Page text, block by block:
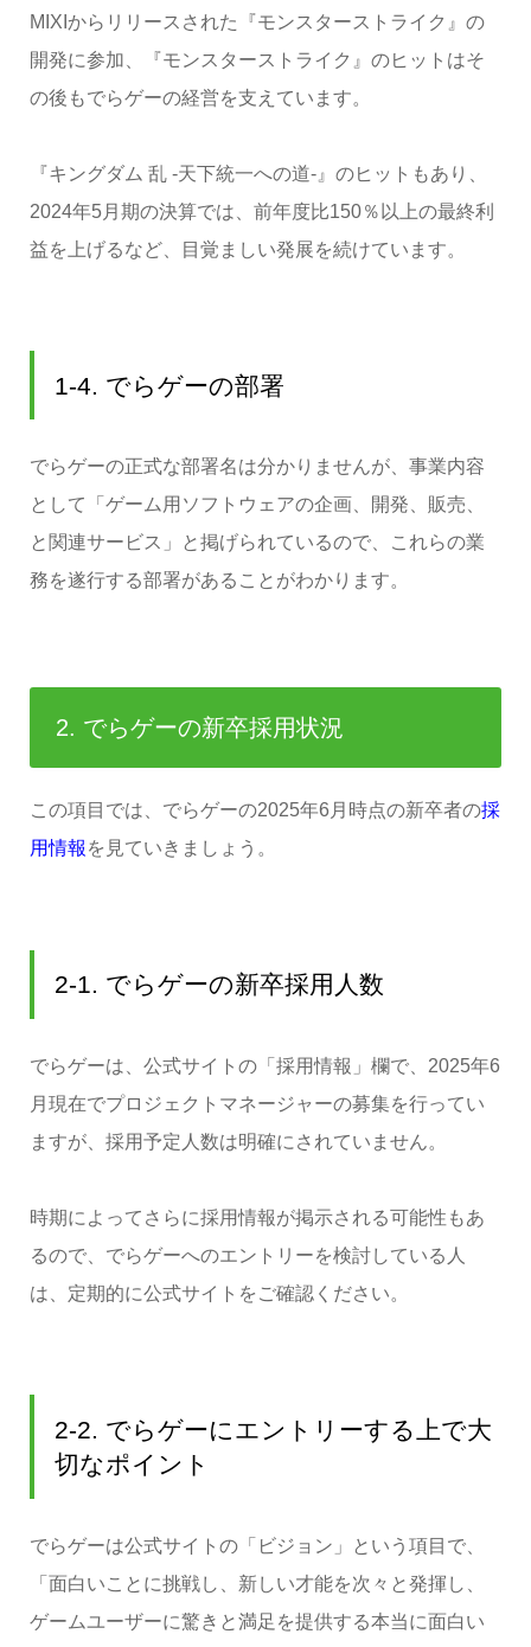
MIXIからリリースされた『モンスターストライク』の
開発に参加、『モンスターストライク』のヒットはそ
の後もでらゲーの経営を支えています。
『キングダム 乱 -天下統一への道-』のヒットもあり、
2024年5月期の決算では、前年度比150％以上の最終利
益を上げるなど、目覚ましい発展を続けています。
1-4. でらゲーの部署
でらゲーの正式な部署名は分かりませんが、事業内容
として「ゲーム用ソフトウェアの企画、開発、販売、
と関連サービス」と掲げられているので、これらの業
務を遂行する部署があることがわかります。
2. でらゲーの新卒採用状況
この項目では、でらゲーの2025年6月時点の新卒者の採
用情報 を見ていきましょう。
2-1. でらゲーの新卒採用人数
でらゲーは、公式サイトの「採用情報」欄で、2025年6
月現在でプロジェクトマネージャーの募集を行ってい
ますが、採用予定人数は明確にされていません。
時期によってさらに採用情報が掲示される可能性もあ
るので、でらゲーへのエントリーを検討している人
は、定期的に公式サイトをご確認ください。
2-2. でらゲーにエントリーする上で大
切なポイント
でらゲーは公式サイトの「ビジョン」という項目で、
「面白いことに挑戦し、新しい才能を次々と発揮し、
ゲームユーザーに驚きと満足を提供する本当に面白い